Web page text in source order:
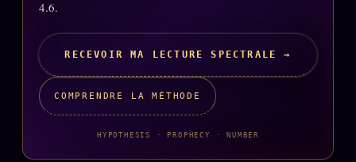
4.6.
RECEVOIR MA LECTURE SPECTRALE →
COMPRENDRE LA MÉTHODE
HYPOTHESIS · PROPHECY · NUMBER